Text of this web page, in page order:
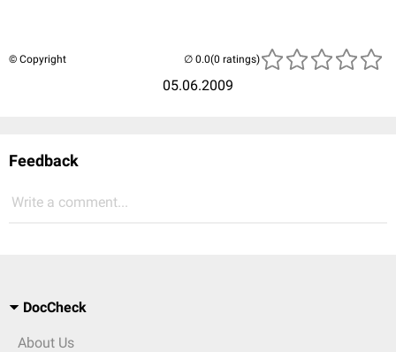
© Copyright
05.06.2009
(0 ratings)
Feedback
Write a comment...
DocCheck
About Us